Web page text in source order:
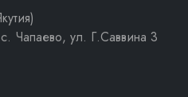
Чапаево, ул. Г.Саввина 3